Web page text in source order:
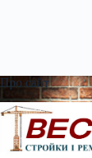
Про сайт